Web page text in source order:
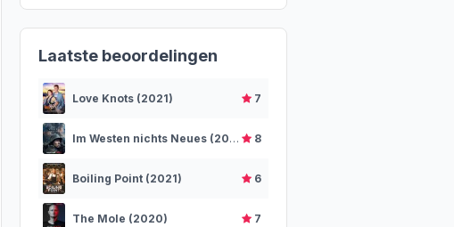
Laatste beoordelingen
Love Knots (2021) 7
Im Westen nichts Neues (2022) 8
Boiling Point (2021) 6
The Mole (2020) 7